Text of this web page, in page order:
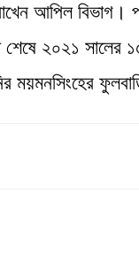
আপিল
২০২১ সালের
ময়মনসিংহের